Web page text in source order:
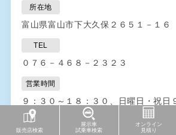
所在地
富山県富山市下大久保２６５１－１６
TEL
０７６－４６８－２３２３
営業時間
９：３０～１８：３０、日曜日・祝日
００
販売店検索
展示車
試乗車検索
オンライン
見積り